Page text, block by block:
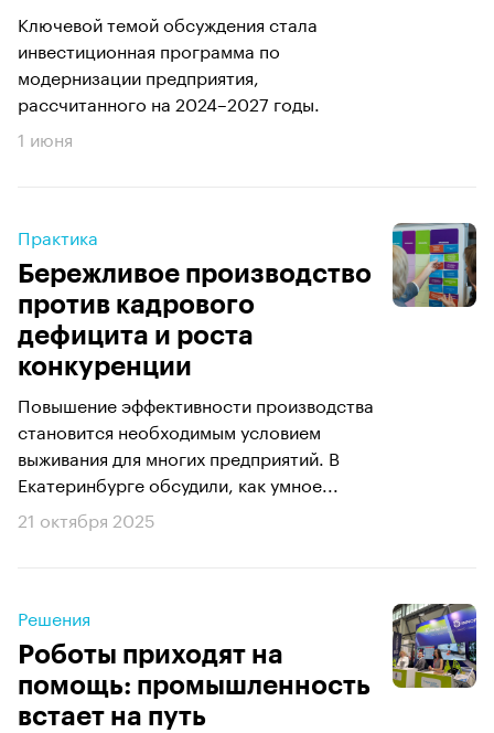
Ключевой темой обсуждения стала
инвестиционная программа по
модернизации предприятия,
рассчитанного на 2024–2027 годы.
1 июня
Практика
Бережливое производство
против кадрового
дефицита и роста
конкуренции
Повышение эффективности производства
становится необходимым условием
выживания для многих предприятий. В
Екатеринбурге обсудили, как умное...
21 октября 2025
Решения
Роботы приходят на
помощь: промышленность
встает на путь